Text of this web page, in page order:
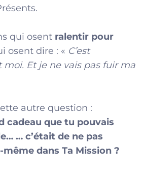
qui osent ralentir pour
osent dire : « C’est
moi. Et je ne vais pas fuir ma
autre question :
cadeau que tu pouvais
… c’était de ne pas
dans Ta Mission ?